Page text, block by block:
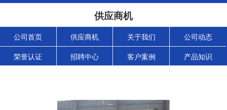
供应商机
公司首页 供应商机 关于我们 公司动态
荣誉认证 招聘中心 客户案例 产品知识